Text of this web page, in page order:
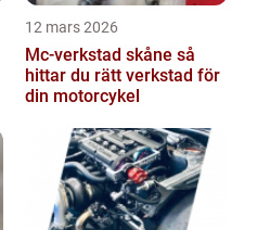
12 mars 2026
Mc-verkstad skåne så
hittar du rätt verkstad för
din motorcykel